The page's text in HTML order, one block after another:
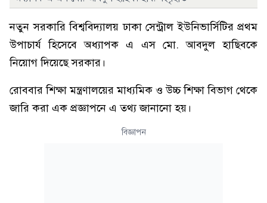
নতুন সরকারি বিশ্ববিদ্যালয় ঢাকা সেন্ট্রাল ইউনিভার্সিটির প্রথম
উপাচার্য হিসেবে অধ্যাপক এ এস মো. আবদুল হাছিবকে
নিয়োগ দিয়েছে সরকার।
রোববার শিক্ষা মন্ত্রণালয়ের মাধ্যমিক ও উচ্চ শিক্ষা বিভাগ থেকে
জারি করা এক প্রজ্ঞাপনে এ তথ্য জানানো হয়।
বিজ্ঞাপন